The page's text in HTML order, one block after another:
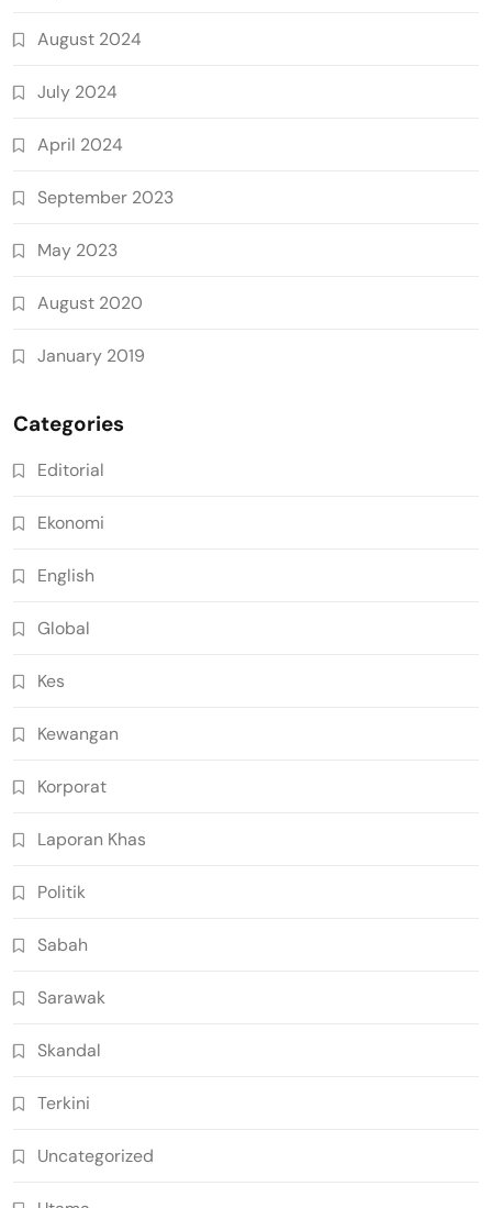
August 2024
July 2024
April 2024
September 2023
May 2023
August 2020
January 2019
Categories
Editorial
Ekonomi
English
Global
Kes
Kewangan
Korporat
Laporan Khas
Politik
Sabah
Sarawak
Skandal
Terkini
Uncategorized